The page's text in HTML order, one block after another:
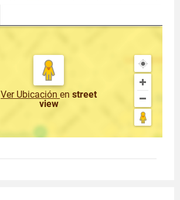
Ver Ubicación en street
view